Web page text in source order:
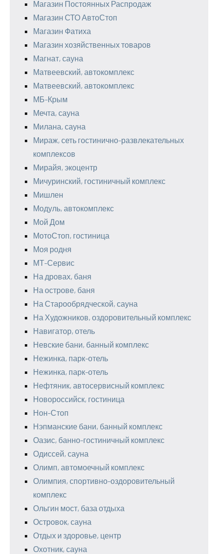
Магазин Постоянных Распродаж
Магазин СТО АвтоСтоп
Магазин Фатиха
Магазин хозяйственных товаров
Магнат, сауна
Матвеевский, автокомплекс
Матвеевский, автокомплекс
МБ-Крым
Мечта, сауна
Милана, сауна
Мираж, сеть гостинично-развлекательных
комплексов
Мирайя, экоцентр
Мичуринский, гостиничный комплекс
Мишлен
Модуль, автокомплекс
Мой Дом
МотоСтоп, гостиница
Моя родня
МТ-Сервис
На дровах, баня
На острове, баня
На Старообрядческой, сауна
На Художников, оздоровительный комплекс
Навигатор, отель
Невские бани, банный комплекс
Нежинка, парк-отель
Нежинка, парк-отель
Нефтяник, автосервисный комплекс
Новороссийск, гостиница
Нон-Стоп
Нэпманские бани, банный комплекс
Оазис, банно-гостиничный комплекс
Одиссей, сауна
Олимп, автомоечный комплекс
Олимпия, спортивно-оздоровительный
комплекс
Ольгин мост, база отдыха
Островок, сауна
Отдых и здоровье, центр
Охотник, сауна